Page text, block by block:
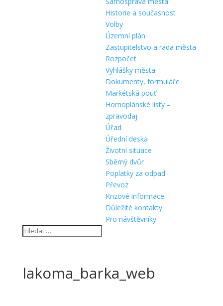
Historie a současnost
Volby
Územní plán
Zastupitelstvo a rada města
Rozpočet
Vyhlášky města
Dokumenty, formuláře
Markétská pouť
Hornoplánské listy –
zpravodaj
Úřad
Úřední deska
Životní situace
Sběrný dvůr
Poplatky za odpad
Převoz
Krizové informace
Důležité kontakty
Pro návštěvníky
lakoma_barka_web